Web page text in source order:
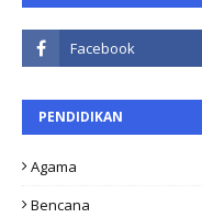
PENDIDIKAN
Agama
Bencana